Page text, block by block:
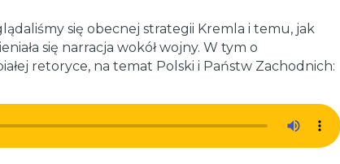
się obecnej strategii Kremla i temu, jak
się narracja wokół wojny. W tym o
retoryce, na temat Polski i Państw Zachodnich: